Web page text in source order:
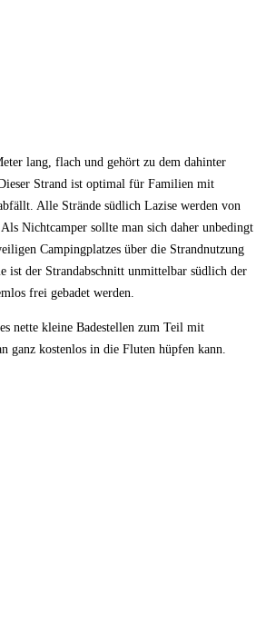
lang, flach und gehört zu dem dahinter
Strand ist optimal für Familien mit
Alle Strände südlich Lazise werden von
Nichtcamper sollte man sich daher unbedingt
Campingplatzes über die Strandnutzung
ist der Strandabschnitt unmittelbar südlich der
frei gebadet werden.
nette kleine Badestellen zum Teil mit
ganz kostenlos in die Fluten hüpfen kann.